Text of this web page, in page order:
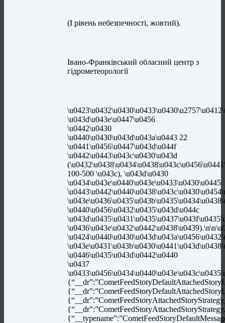
(І рівень небезпечності, жовтий).
Івано-Франківський обласний центр з
гідрометеорології
\u043d\u043e\u0447\u0456
\u0442\u0430
\u0440\u0430\u043d\u043a\u0443 22
\u0441\u0456\u0447\u043d\u044f
\u0442\u0443\u043c\u0430\u043d
100-500 \u043c), \u043d\u0430
\u0434\u043e\u0440\u043e\u0433\u0430\u0445
\u0440\u0456\u0432\u0435\u043d\u044c
\u0446\u0435\u043d\u0442\u0440
\u0437